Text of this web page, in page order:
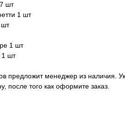
шт
1 шт
1 шт
шт
предложит менеджер из наличия.
после того как оформите заказ.